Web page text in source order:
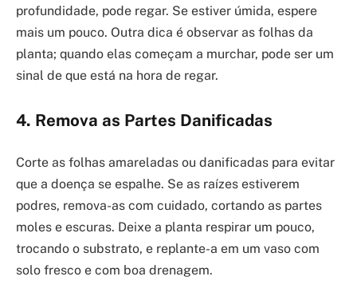
profundidade, pode regar. Se estiver úmida, espere
mais um pouco. Outra dica é observar as folhas da
planta; quando elas começam a murchar, pode ser um
sinal de que está na hora de regar.
4. Remova as Partes Danificadas
Corte as folhas amareladas ou danificadas para evitar
que a doença se espalhe. Se as raízes estiverem
podres, remova-as com cuidado, cortando as partes
moles e escuras. Deixe a planta respirar um pouco,
trocando o substrato, e replante-a em um vaso com
solo fresco e com boa drenagem.